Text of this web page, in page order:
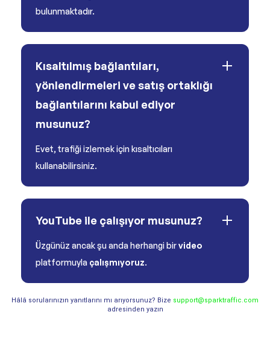
bulunmaktadır.
Kısaltılmış bağlantıları,
yönlendirmeleri ve satış ortaklığı
bağlantılarını kabul ediyor
musunuz?
Evet, trafiği izlemek için kısaltıcıları
kullanabilirsiniz.
YouTube ile çalışıyor musunuz?
Üzgünüz ancak şu anda herhangi birvideo
platformuyla çalışmıyoruz.
Hâlâ sorularınızın yanıtlarını mı arıyorsunuz? Bize support@sparktraffic.com
adresinden yazın